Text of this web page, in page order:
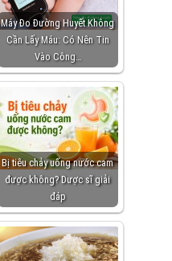
Máy Đo Đường Huyết Không
Cần Lấy Máu: Có Nên Tin
Vào Công…
Bị tiêu chảy uống nước cam
được không? Dược sĩ giải
đáp